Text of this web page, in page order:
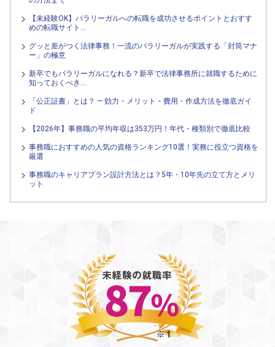
【未経験OK】パラリーガルへの転職を成功させるポイントとおすす
めの転職サイト…
グッと差がつく法律事務！一流のパラリーガルが実践する「封筒マナ
ー」の極意
新卒でもパラリーガルになれる？新卒で法律事務所に就職するために
知っておくべき…
「公正証書」とは？ — 効力・メリット・費用・作成方法を徹底ガイ
ド
【2026年】事務職の平均年収は353万円！年代・種類別で徹底比較
事務職におすすめの人気の資格ランキング10選！実務に役立つ資格を
厳選
事務職のキャリアプラン設計方法とは？5年・10年先の立て方とメリ
ット